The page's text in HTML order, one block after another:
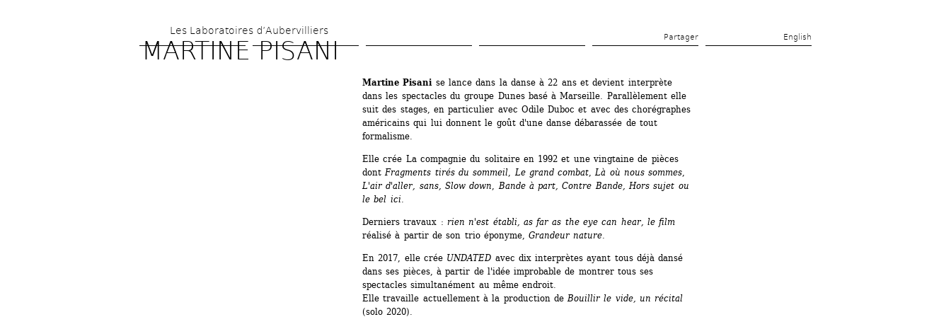
contenu
Les Laboratoires d’Aubervilliers
Partager English
MARTINE PISANI
Martine Pisanise lance dans la danse à 22 ans et devient interprète
dans les spectacles du groupe Dunes basé à Marseille. Parallèlement elle
suit des stages, en particulier avec Odile Duboc et avec des chorégraphes
américains qui lui donnent le goût d'une danse débarassée de tout
formalisme.
Elle crée La compagnie du solitaire en 1992 et une vingtaine de pièces
dont Fragments tirés du sommeil, Le grand combat, Là où nous sommes,
L'air d'aller, sans, Slow down, Bande à part, Contre Bande, Hors sujet ou
le bel ici.
Derniers travaux : rien n'est établi, as far as the eye can hear, le film
réalisé à partir de son trio éponyme, Grandeur nature.
En 2017, elle crée UNDATED avec dix interprètes ayant tous déjà dansé
dans ses pièces, à partir de l'idée improbable de montrer tous ses
spectacles simultanément au même endroit.
Elle travaille actuellement à la production de Bouillir le vide, un récital
(solo 2020).